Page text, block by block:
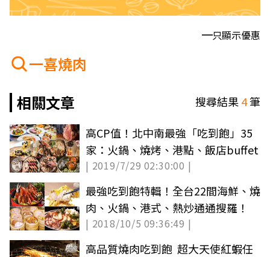
只顯示優惠
一喜燒肉
相關文章
搜尋結果4筆
高CP值！北中南最強「吃到飽」35
家：火鍋、燒烤、港點、飯店buffet
| 2019/7/29 02:30:00 |
最強吃到飽特輯！全台22間海鮮、燒
肉、火鍋、港式、熱炒通通搜羅！
| 2018/10/5 09:36:49 |
高品質燒肉吃到飽 超大天使紅蝦任